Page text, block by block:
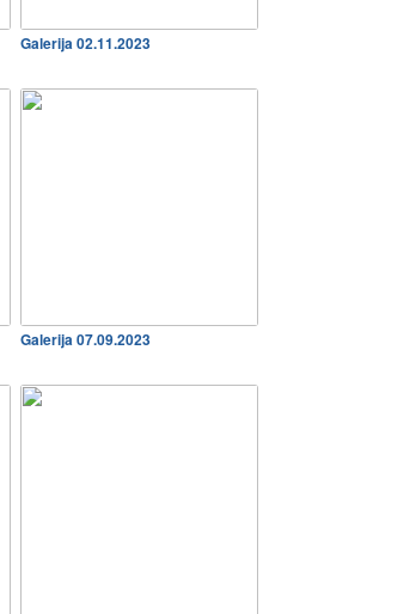
Galerija 02.11.2023
Galerija 07.09.2023